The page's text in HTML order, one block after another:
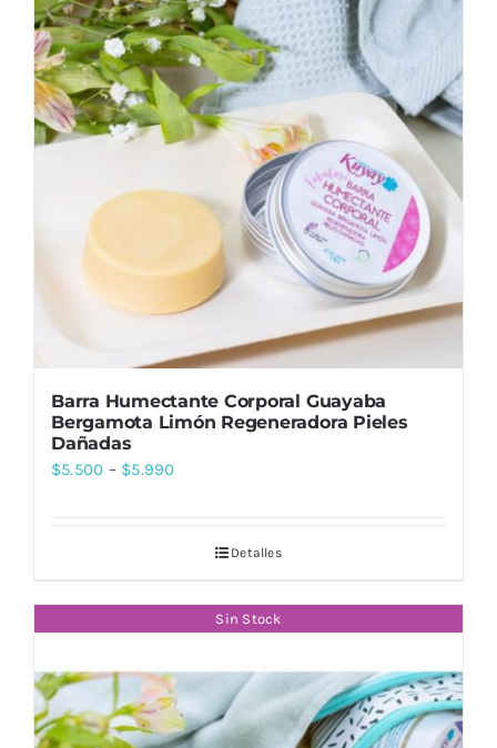
Barra Humectante Corporal Guayaba
Bergamota Limón Regeneradora Pieles
Dañadas
$5.500 – $5.990
Detalles
Sin Stock